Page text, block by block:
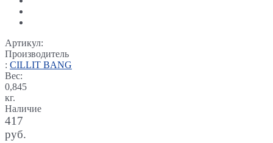
Артикул:
Производитель
: CILLIT BANG
Вес:
0,845
кг.
Наличие
417
руб.